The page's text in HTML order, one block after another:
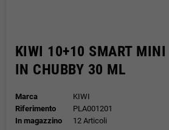
KIWI 10+10 SMART
IN CHUBBY 30 ML
Marca
KIWI
Riferimento
PLA001201
In magazzino
12 Articoli